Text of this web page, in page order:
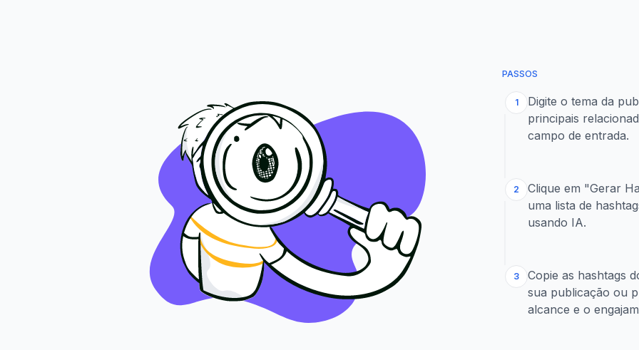
PASSOS
1
Digite o tema da
principais
campo de entrada.
2
Clique em "Gerar
uma lista de
usando IA.
3
Copie as hashtags
sua publicação ou
alcance e o